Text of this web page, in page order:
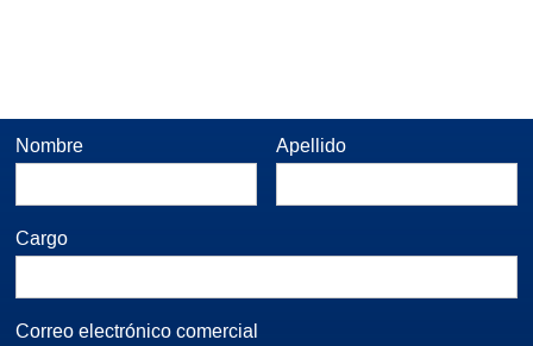
Nombre Apellido
Cargo
Correo electrónico comercial